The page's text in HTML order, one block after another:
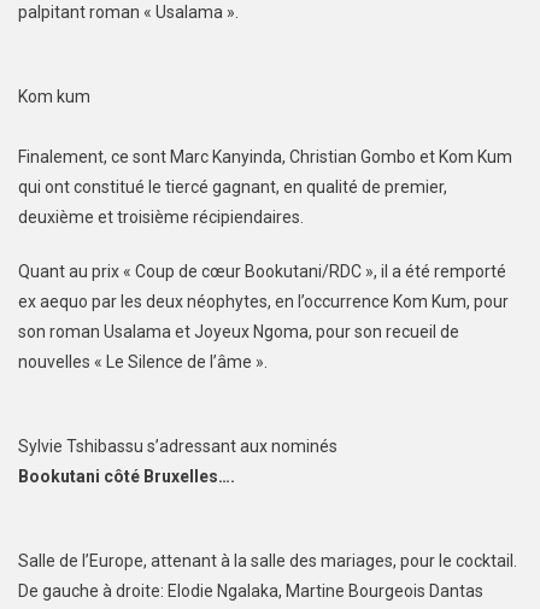
palpitant roman « Usalama ».
Kom kum
Finalement, ce sont Marc Kanyinda, Christian Gombo et Kom Kum
qui ont constitué le tiercé gagnant, en qualité de premier,
deuxième et troisième récipiendaires.
Quant au prix « Coup de cœur Bookutani/RDC », il a été remporté
ex aequo par les deux néophytes, en l’occurrence Kom Kum, pour
son roman Usalama et Joyeux Ngoma, pour son recueil de
nouvelles « Le Silence de l’âme ».
Sylvie Tshibassu s’adressant aux nominés
Bookutani côté Bruxelles….
Salle de l’Europe, attenant à la salle des mariages, pour le cocktail.
De gauche à droite: Elodie Ngalaka, Martine Bourgeois Dantas